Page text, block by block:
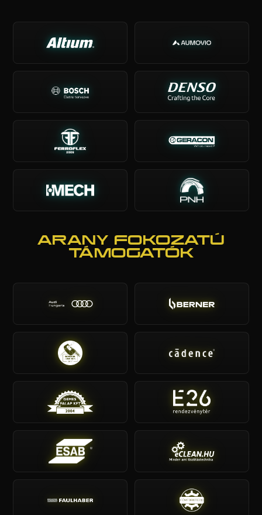
Kapcsolat
ARANY FOKOZATÚ
TÁMOGATÓK